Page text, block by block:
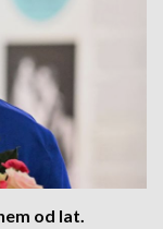
od lat.